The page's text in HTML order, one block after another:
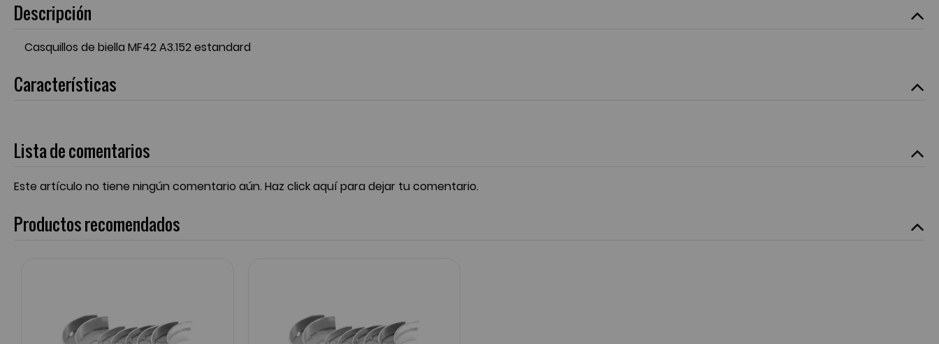
Descripción
Casquillos de biella MF42 A3.152 estandard
Características
Lista de comentarios
Este artículo no tiene ningún comentario aún. Haz click aquí para dejar tu comentario.
Productos recomendados